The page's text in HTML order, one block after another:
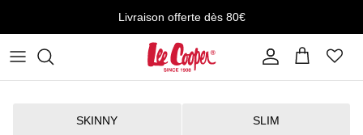
Livraison offerte dès 80€
ComptePanier
SKINNY SLIM